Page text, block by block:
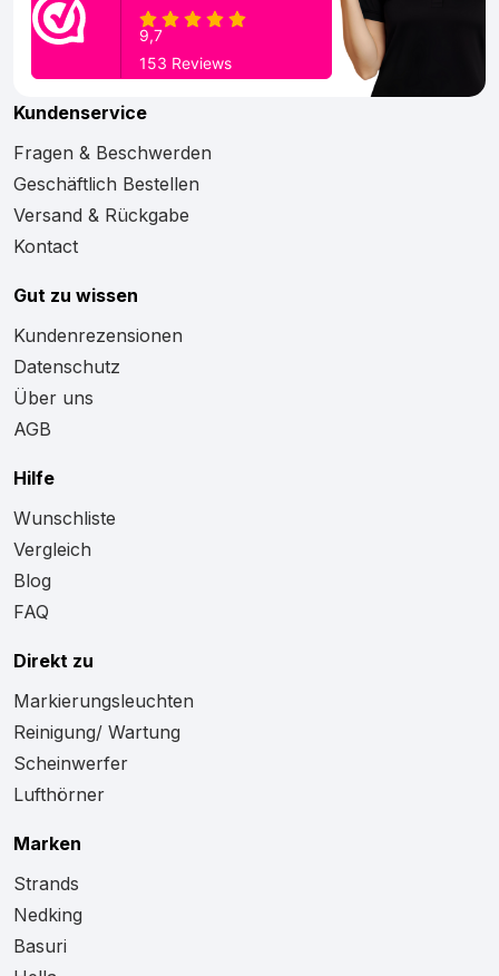
Kundenservice
Fragen & Beschwerden
Geschäftlich Bestellen
Versand & Rückgabe
Kontact
Gut zu wissen
Kundenrezensionen
Datenschutz
Über uns
AGB
Hilfe
Wunschliste
Vergleich
Blog
FAQ
Direkt zu
Markierungsleuchten
Reinigung/ Wartung
Scheinwerfer
Lufthörner
Marken
Strands
Nedking
Basuri